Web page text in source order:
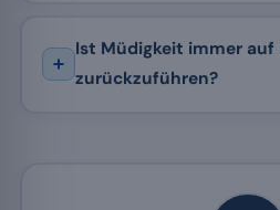
Ist Müdigkeit immer auf
zurückzuführen?